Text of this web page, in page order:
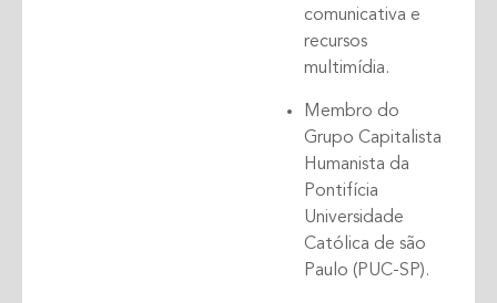
comunicativa e
recursos
multimídia.
Membro do
Grupo Capitalista
Humanista da
Pontifícia
Universidade
Católica de são
Paulo (PUC-SP).